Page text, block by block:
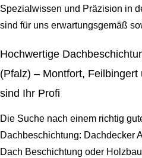
Spezialwissen und Präzision in
sind für uns erwartungsgemäß
Hochwertige
(Pfalz) – Montfort,
sind Ihr Profi
Die Suche nach einem richtig
Dachbeschichtung: Dachdecker
Dach Beschichtung oder